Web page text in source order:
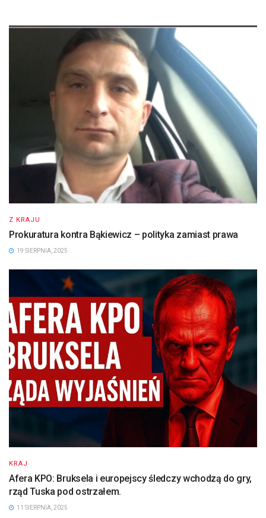
Z KRAJU
Prokuratura kontra Bąkiewicz – polityka zamiast prawa
19 SIERPNIA, 2025
KRAJ
Afera KPO: Bruksela i europejscy śledczy wchodzą do gry,
rząd Tuska pod ostrzałem.
11 SIERPNIA, 2025